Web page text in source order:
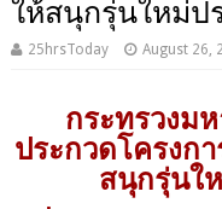
ให้สนุกรุ่นใหม่ป
25hrsToday August 26,
กระทรวงม
ประกวดโครงก
สนุกรุ่นใ